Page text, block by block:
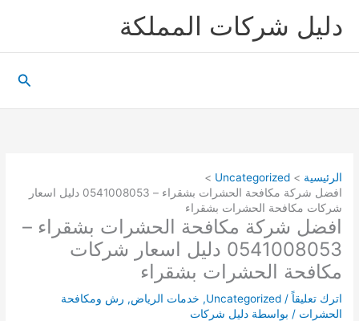
دليل شركات المملكة
الرئيسية
Uncategorized
افضل شركة مكافحة الحشرات بشقراء – 0541008053 دليل اسعار
شركات مكافحة الحشرات بشقراء
افضل شركة مكافحة الحشرات بشقراء –
0541008053 دليل اسعار شركات
مكافحة الحشرات بشقراء
اترك تعليقاً /
Uncategorized
, خدمات الرياض, رش ومكافحة
الحشرات / بواسطة دليل شركات